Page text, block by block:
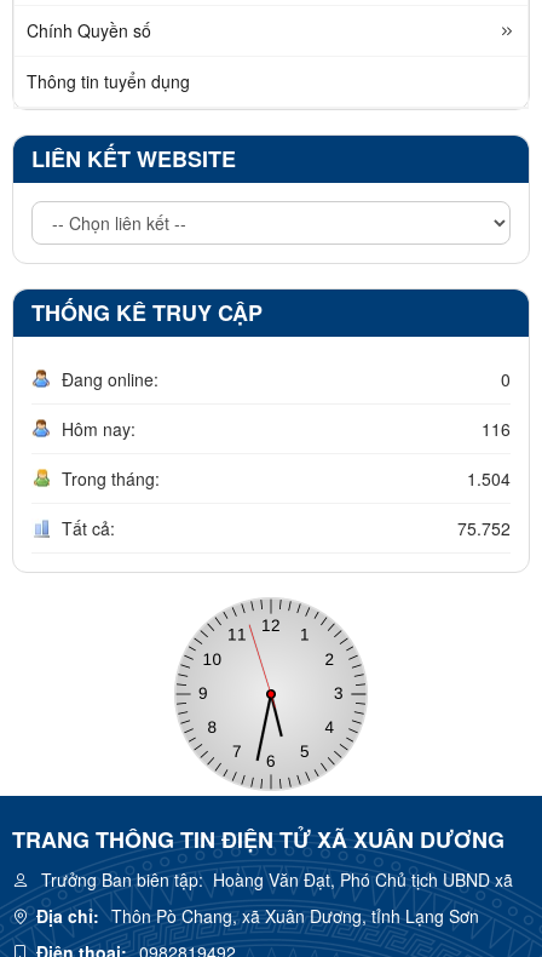
Chính Quyền số
Thông tin tuyển dụng
LIÊN KẾT WEBSITE
THỐNG KÊ TRUY CẬP
Đang online: 0
Hôm nay: 116
Trong tháng: 1.504
Tất cả: 75.752
TRANG THÔNG TIN ĐIỆN TỬ XÃ XUÂN DƯƠNG
Trưởng Ban biên tập:Hoàng Văn Đạt, Phó Chủ tịch UBND xã
Địa chỉ: Thôn Pò Chang, xã Xuân Dương, tỉnh Lạng Sơn
Điện thoại: 0982819492